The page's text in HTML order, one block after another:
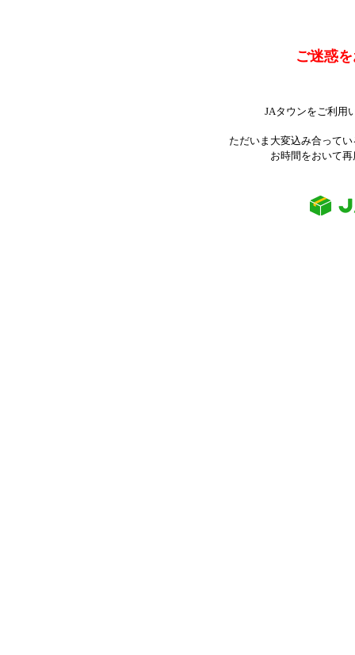
ご迷惑
JAタウンをご利用
ただいま大変込み合って
お時間をおいて